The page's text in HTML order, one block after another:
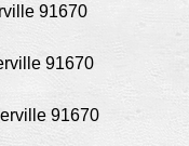
91670
91670
91670